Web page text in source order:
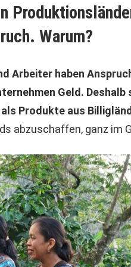
Warum?
Arbeiter haben
Geld.
Produkte aus
abzuschaffen, ganz im